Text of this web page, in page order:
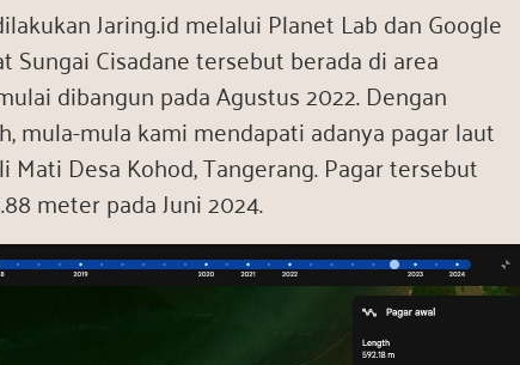
Jaring.id melalui Planet Lab dan Google
Sungai Cisadane tersebut berada di area
dibangun pada Agustus 2022. Dengan
mula-mula kami mendapati adanya pagar laut
Desa Kohod, Tangerang. Pagar tersebut
meter pada Juni 2024.